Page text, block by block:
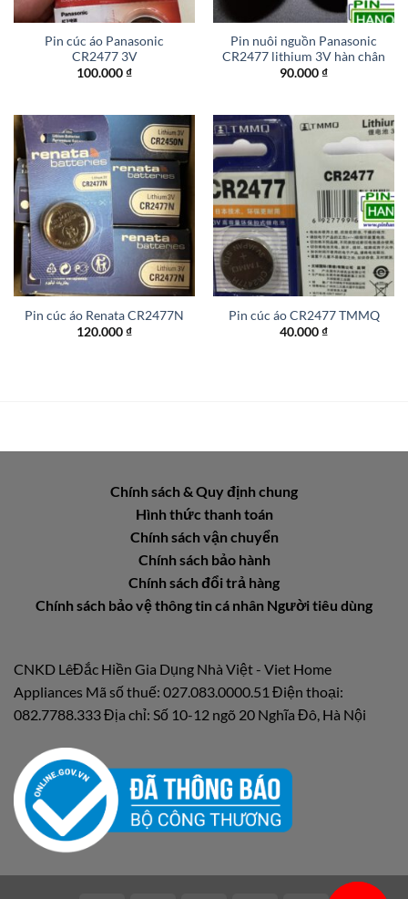
Pin cúc áo Panasonic
CR2477 3V
100.000₫
Pin nuôi nguồn Panasonic
CR2477 lithium 3V hàn chân
90.000₫
Pin cúc áo Renata CR2477N
120.000₫
Pin cúc áo CR2477 TMMQ
40.000₫
Chính sách & Quy định chung
Hình thức thanh toán
Chính sách vận chuyển
Chính sách bảo hành
Chính sách đổi trả hàng
Chính sách bảo vệ thông tin cá nhân Người tiêu dùng
CNKD LêĐắc Hiền Gia Dụng Nhà Việt - Viet Home
Appliances Mã số thuế: 027.083.0000.51 Điện thoại:
082.7788.333 Địa chỉ: Số 10-12 ngõ 20 Nghĩa Đô, Hà Nội